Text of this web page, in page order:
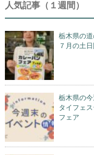
人気記事（１週間）
栃木県の
７月の土
栃木県の
タイフェ
フェア